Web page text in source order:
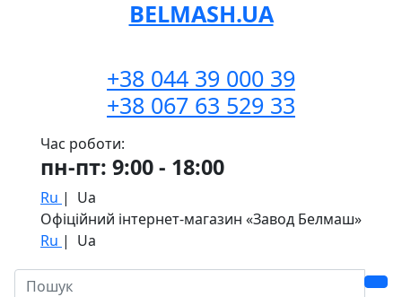
BELMASH.UA
+38 044 39 000 39
+38 067 63 529 33
Час роботи:
пн-пт: 9:00 - 18:00
Ru | Ua
Офіційний інтернет-магазин «Завод Белмаш»
Ru | Ua